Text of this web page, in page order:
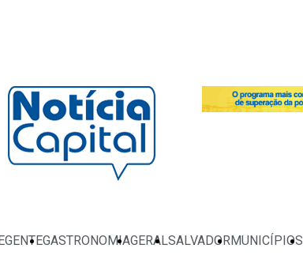
GENTEGASTRONOMIAGERALSALVADORMUNICÍPIOS